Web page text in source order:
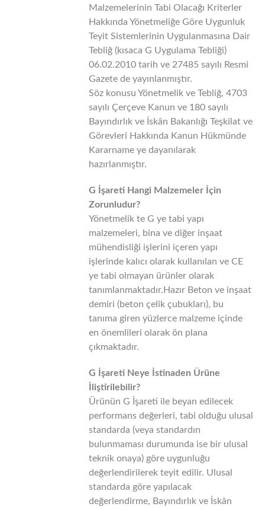
Malzemelerinin Tabi Olacağı Kriterler
Hakkında Yönetmeliğe Göre Uygunluk
Teyit Sistemlerinin Uygulanmasına Dair
Tebliğ (kısaca G Uygulama Tebliği)
06.02.2010 tarih ve 27485 sayılı Resmi
Gazete de yayınlanmıştır.
Söz konusu Yönetmelik ve Tebliğ, 4703
sayılı Çerçeve Kanun ve 180 sayılı
Bayındırlık ve İskân Bakanlığı Teşkilat ve
Görevleri Hakkında Kanun Hükmünde
Kararname ye dayanılarak
hazırlanmıştır.
G İşareti Hangi Malzemeler İçin
Zorunludur?
Yönetmelik te G ye tabi yapı
malzemeleri, bina ve diğer inşaat
mühendisliği işlerini içeren yapı
işlerinde kalıcı olarak kullanılan ve CE
ye tabi olmayan ürünler olarak
tanımlanmaktadır.Hazır Beton ve inşaat
demiri (beton çelik çubukları), bu
tanıma giren yüzlerce malzeme içinde
en önemlileri olarak ön plana
çıkmaktadır.
G İşareti Neye İstinaden Ürüne
İliştirilebilir?
Ürünün G İşareti ile beyan edilecek
performans değerleri, tabi olduğu ulusal
standarda (veya standardın
bulunmaması durumunda ise bir ulusal
teknik onaya) göre uygunluğu
değerlendirilerek teyit edilir. Ulusal
standarda göre yapılacak
değerlendirme, Bayındırlık ve İskân